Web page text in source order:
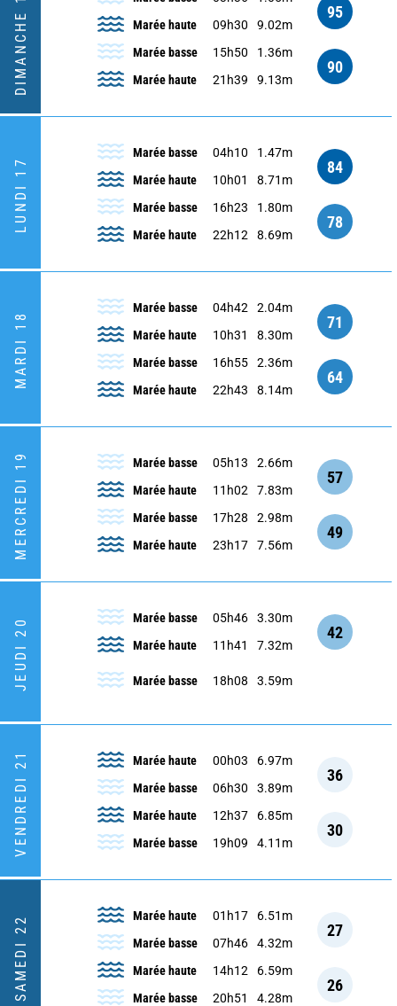
DIMANCHE 16
Marée haute
09h30 9.02m
95
Marée basse 15h50
1.36m
Marée haute
21h39 9.13m
90
LUNDI 17
Marée basse 04h10
1.47m
Marée haute
10h01 8.71m
84
Marée basse 16h23
1.80m
Marée haute
22h12 8.69m
78
MARDI 18
Marée basse 04h42
2.04m
Marée haute
10h31 8.30m
71
Marée basse 16h55
2.36m
Marée haute
22h43 8.14m
64
MERCREDI 19 Marée basse 05h13
2.66m
Marée haute
11h02 7.83m
57
Marée basse 17h28
2.98m
Marée haute
23h17 7.56m
49
JEUDI 20 Marée basse 05h46
3.30m
Marée haute
11h41 7.32m
42
Marée basse 18h08 3.59m
VENDREDI 21 Marée haute 00h03
6.97m
Marée basse
06h30 3.89m
36
Marée haute 12h37
6.85m
Marée basse
19h09 4.11m
30
SAMEDI 22 Marée haute 01h17
6.51m
Marée basse
07h46 4.32m
27
Marée haute 14h12
6.59m
Marée basse
20h51 4.28m
26